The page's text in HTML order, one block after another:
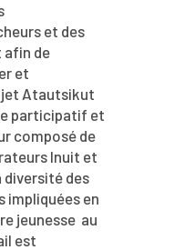
et des
de
et
Atautsikut
participatif et
composé de
Inuit et
des
impliquées en
jeunesse au
est